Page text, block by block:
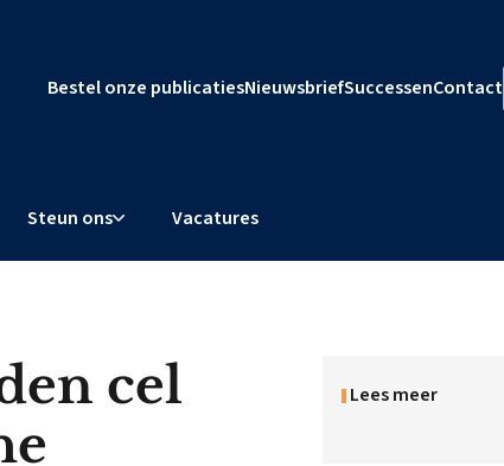
Bestel onze publicatiesNieuwsbriefSuccessenContact
Steun ons Vacatures
cel
Lees meer